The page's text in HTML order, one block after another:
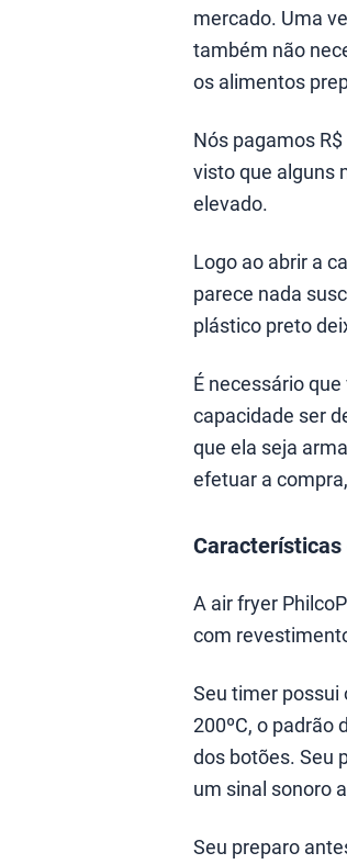
mercado. Uma
também não
os alimentos
Nós pagamos
visto que alguns
elevado.
Logo ao abrir a
parece nada
plástico preto
É necessário
capacidade ser
que ela seja
efetuar a
A air fryer
com
Seu timer possui
200ºC, o padrão
dos botões. Seu
um sinal sonoro
Seu preparo